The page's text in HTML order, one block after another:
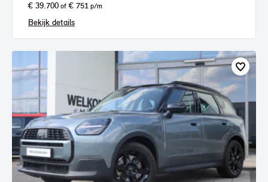
€ 39.700 of € 751 p/m
Bekijk details